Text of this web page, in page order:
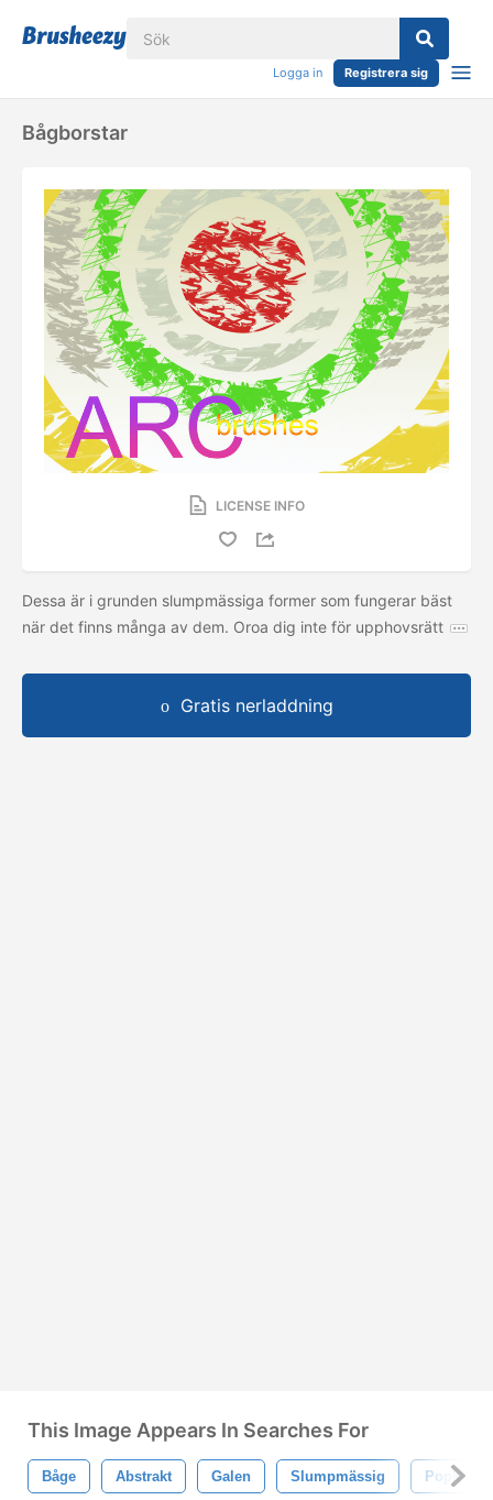
Logga in Registrera sig
Bågborstar
LICENSE INFO
Dessa är i grunden slumpmässiga former som fungerar bäst
när det finns många av dem. Oroa dig inte för upphovsrätt
Gratis nerladdning
This Image Appears In Searches For
Båge Abstrakt Galen Slumpmässig Popkonst